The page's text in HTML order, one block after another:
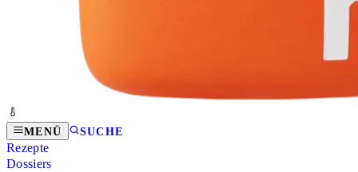
MENÜ SUCHE
Rezepte
Dossiers